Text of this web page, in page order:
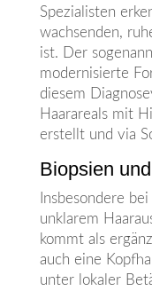
Spezialisten
wachsenden,
ist. Der
modernisierte
diesem
Haarareals mit
erstellt und via
Biopsien
Insbesondere
unklarem
kommt als
auch eine
unter lokaler